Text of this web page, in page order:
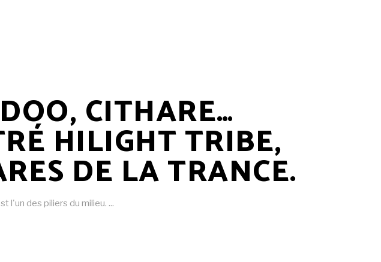
CITHARE…
HILIGHT TRIBE,
DE LA TRANCE.
l'un des piliers du milieu.